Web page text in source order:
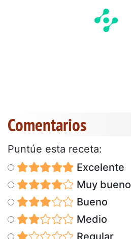
Comentarios
Puntúe esta receta:
Excelente
Muy bueno
Bueno
Medio